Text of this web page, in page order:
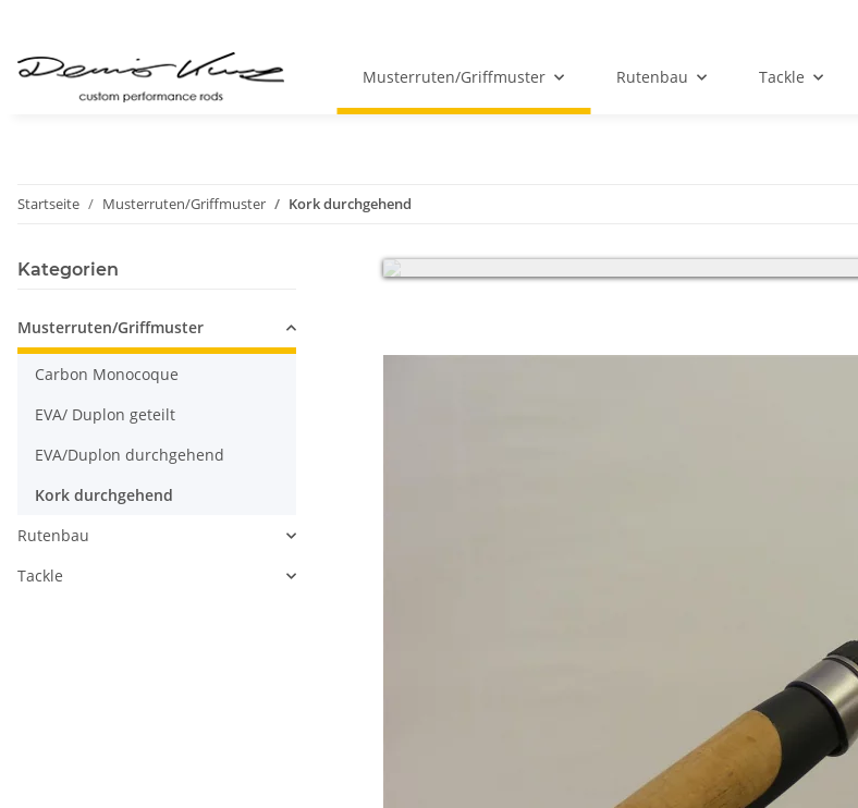
Musterruten/Griffmuster Rutenbau Tackle
Startseite Musterruten/Griffmuster Kork durchgehend
Kategorien
Musterruten/Griffmuster
Carbon Monocoque
EVA/ Duplon geteilt
EVA/Duplon durchgehend
Kork durchgehend
Rutenbau
Tackle